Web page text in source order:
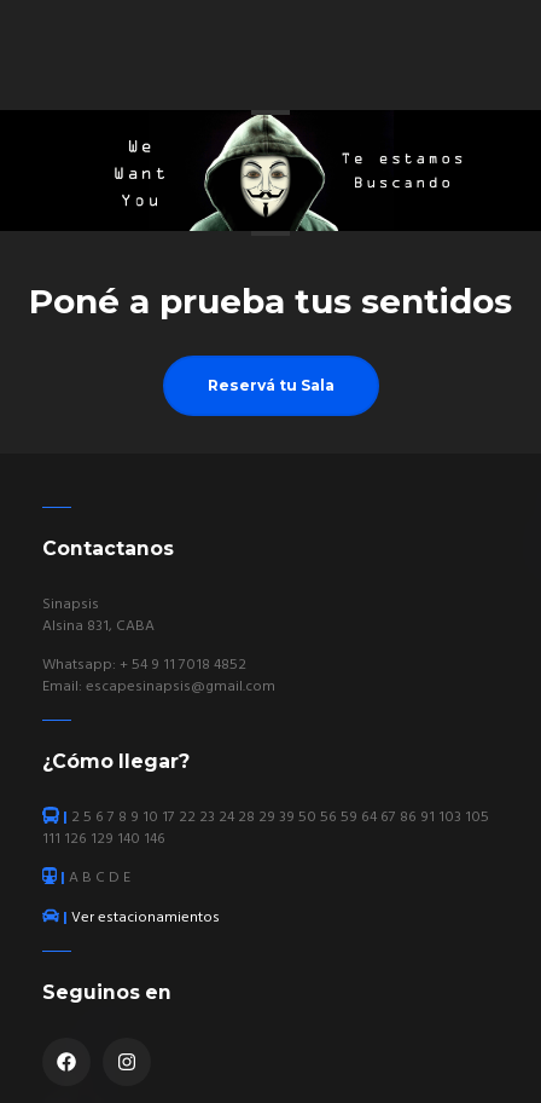
Poné a prueba tus sentidos
Reservá tu Sala
Contactanos
Sinapsis
Alsina 831, CABA
Whatsapp: + 54 9 11 7018 4852
Email: escapesinapsis@gmail.com
¿Cómo llegar?
| 2 5 6 7 8 9 10 17 22 23 24 28 29 39 50 56 59 64 67 86 91 103 105
111 126 129 140 146
|A B C D E
| Ver estacionamientos
Seguinos en